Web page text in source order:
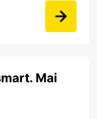
Mai